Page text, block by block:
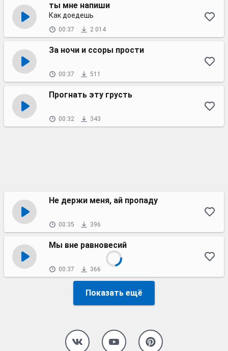
ты мне напиши
Как доедешь
00:37 2 014
За ночи и ссоры прости
00:37 511
Прогнать эту грусть
00:32 343
Не держи меня, ай пропаду
00:35 396
Мы вне равновесий
00:37 366
Показать ещё